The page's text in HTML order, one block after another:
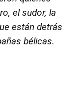
el sudor, la
están detrás
bélicas.